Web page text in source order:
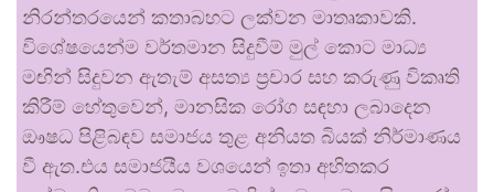
නිරන්තරයෙන් කතාබහට ලක්වන මාතෘකාවකි.
විශේෂයෙන්ම වර්තමාන සිදුවීම් මුල් කොට මාධ්‍ය
මඟින් සිදුවන ඇතැම් අසත්‍ය ප්‍රචාර සහ කරුණු විකෘති
කිරීම් හේතුවෙන්, මානසික රෝග සඳහා ලබාදෙන
ඖෂධ පිළිබඳව සමාජය තුළ අනියත බියක් නිර්මාණය
වී ඇත.එය සමාජයීය වශයෙන් ඉතා අහිතකර